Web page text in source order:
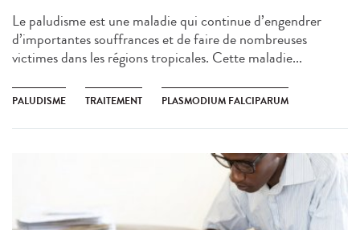
Le paludisme est une maladie qui continue d’engendrer
d’importantes souffrances et de faire de nombreuses
victimes dans les régions tropicales. Cette maladie...
PALUDISME TRAITEMENT PLASMODIUM FALCIPARUM